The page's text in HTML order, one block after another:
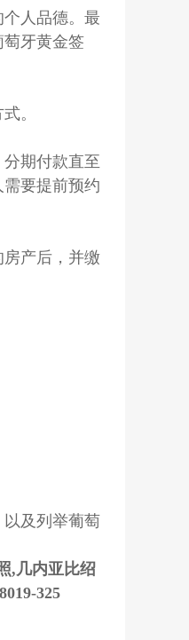
人品德。最
萄牙黄金签
。
期付款直至
要提前预约
产后，并缴
及列举葡萄
,几内亚比绍
325